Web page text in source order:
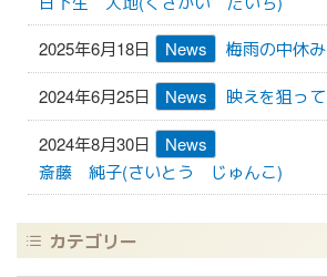
2025年6月18日
News 梅雨の中休み
2024年6月25日 News 映えを狙って
2024年8月30日
News
斎藤 純子(さいとう じゅんこ)
カテゴリー